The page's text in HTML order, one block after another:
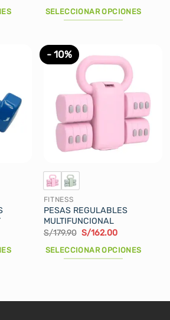
precios:
desde
SELECCIONAR OPCIONES
tiene
múltiples
variantes.
opciones
pueden
elegir
la
página
de
producto
- 10%
FITNESS
PESAS REGULABLES
MULTIFUNCIONAL
S/179.90 El
original
era:
S/162.00El
actual
es:
SELECCIONAR OPCIONES
múltiples